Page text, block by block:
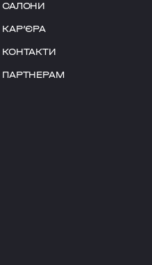
САЛОНИ
КАРʼЄРА
КОНТАКТИ
ПАРТНЕРАМ